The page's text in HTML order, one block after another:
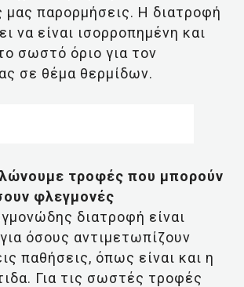
μας παρορμήσεις. Η διατροφή
να είναι ισορροπημένη και
σωστό όριο για τον
σε θέμα θερμίδων.
τροφές που μπορούν
φλεγμονές
διατροφή είναι
όσους αντιμετωπίζουν
παθήσεις, όπως είναι και η
Για τις σωστές τροφές